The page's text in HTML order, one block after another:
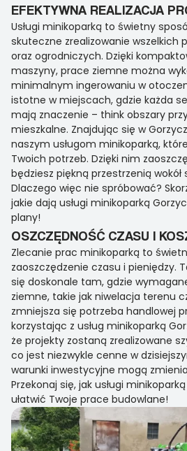
EFEKTYWNA REALIZACJA
Usługi minikoparką to świetny
skuteczne zrealizowanie wszelkich
oraz ogrodniczych. Dzięki
maszyny, prace ziemne można
minimalnym ingerowaniu w
istotne w miejscach, gdzie każda
mają znaczenie – think obszary
mieszkalne. Znajdując się w
naszym usługom minikoparką,
Twoich potrzeb. Dzięki nim
będziesz piękną przestrzenią
Dlaczego więc nie spróbować?
jakie dają usługi minikoparką
plany!
OSZCZĘDNOŚĆ CZASU I
Zlecanie prac minikoparką to
zaoszczędzenie czasu i pieniędzy.
się doskonale tam, gdzie
ziemne, takie jak niwelacja terenu
zmniejsza się potrzeba handlowej
korzystając z usług minikoparką
że projekty zostaną zrealizowane
co jest niezwykle cenne w
warunki inwestycyjne mogą
Przekonaj się, jak usługi
ułatwić Twoje prace budowlane!